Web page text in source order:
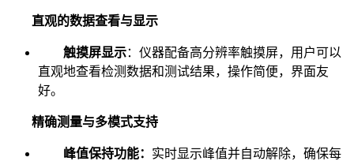
直观的数据查看与显示
触摸屏显示：仪器配备高分辨率触摸屏，用户可以
直观地查看检测数据和测试结果，操作简便，界面友
好。
精确测量与多模式支持
峰值保持功能： 实时显示峰值并自动解除，确保每